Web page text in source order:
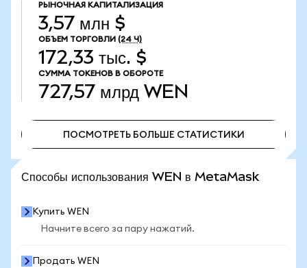
РЫНОЧНАЯ КАПИТАЛИЗАЦИЯ
3,57 млн $
ОБЪЕМ ТОРГОВЛИ (24 Ч)
172,33 тыс. $
СУММА ТОКЕНОВ В ОБОРОТЕ
727,57 млрд WEN
ПОСМОТРЕТЬ БОЛЬШЕ СТАТИСТИКИ
Способы использования WEN в MetaMask
Купить WEN
Начните всего за пару нажатий.
Продать WEN